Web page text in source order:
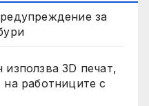
за
3D печат,
работниците с